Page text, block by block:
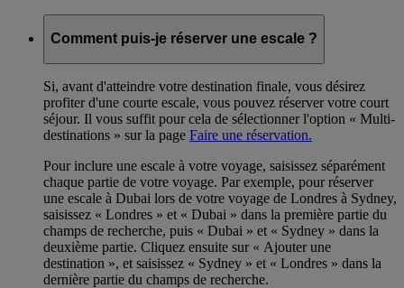
Comment puis-je réserver une escale ?
Si, avant d'atteindre votre destination finale, vous désirez
profiter d'une courte escale, vous pouvez réserver votre court
séjour. Il vous suffit pour cela de sélectionner l'option « Multi-
destinations » sur la page Faire une réservation.
Pour inclure une escale à votre voyage, saisissez séparément
chaque partie de votre voyage. Par exemple, pour réserver
une escale à Dubai lors de votre voyage de Londres à Sydney,
saisissez « Londres » et « Dubai » dans la première partie du
champs de recherche, puis « Dubai » et « Sydney » dans la
deuxième partie. Cliquez ensuite sur « Ajouter une
destination », et saisissez « Sydney » et « Londres » dans la
dernière partie du champs de recherche.